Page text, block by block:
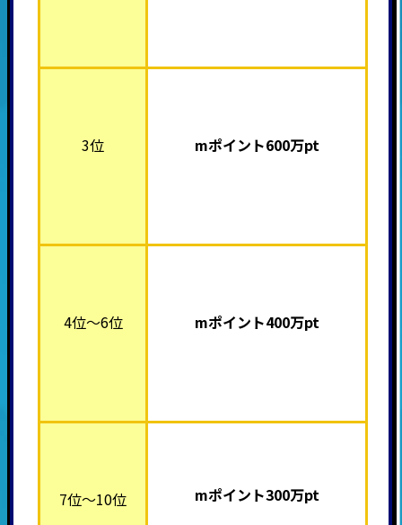
3位 mポイント600万pt
4位～6位 mポイント400万pt
7位～10位 mポイント300万pt